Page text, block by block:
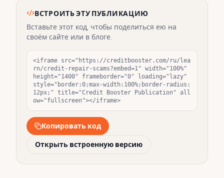
ВСТРОИТЬ ЭТУ ПУБЛИКАЦИЮ
Вставьте этот код, чтобы поделиться ею на
своём сайте или в блоге.
<iframe src="https://creditbooster.com/ru/lea
rn/credit-repair-scams?embed=1" width="100%"
height="1400" frameborder="0" loading="lazy"
style="border:0;max-width:100%;border-radius:
12px;" title="Credit Booster Publication" all
ow="fullscreen"></iframe>
Копировать код
Открыть встроенную версию